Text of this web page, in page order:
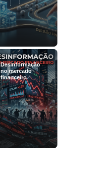
Desinformação
no mercado
financeiro